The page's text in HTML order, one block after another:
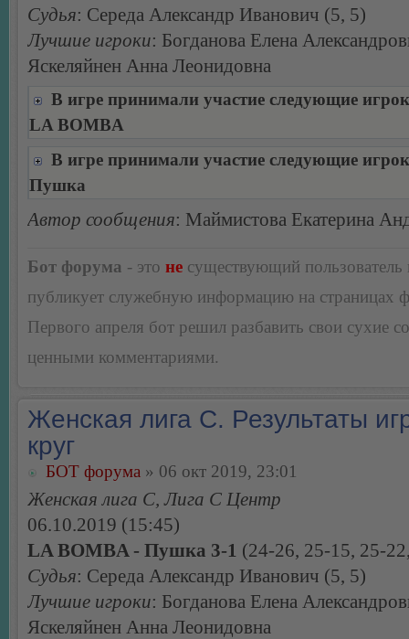
Судья: Середа Александр Иванович (5, 5)
Лучшие игроки: Богданова Елена
Яскеляйнен Анна Леонидовна
В игре принимали участие следующие
LA BOMBA
В игре принимали участие следующие
Пушка
Автор сообщения: Маймистова Екатерина
Бот форума - это не существующий пользователь
публикует служебную информацию на страницах
Первого апреля бот решил разбавить свои сухие
ценными комментариями.
Женская лига С. Результаты
круг
БОТ форума » 06 окт 2019, 23:01
Женская лига С, Лига С Центр
06.10.2019 (15:45)
LA BOMBA - Пушка 3-1 (24-26, 25-15, 25-
Судья: Середа Александр Иванович (5, 5)
Лучшие игроки: Богданова Елена
Яскеляйнен Анна Леонидовна